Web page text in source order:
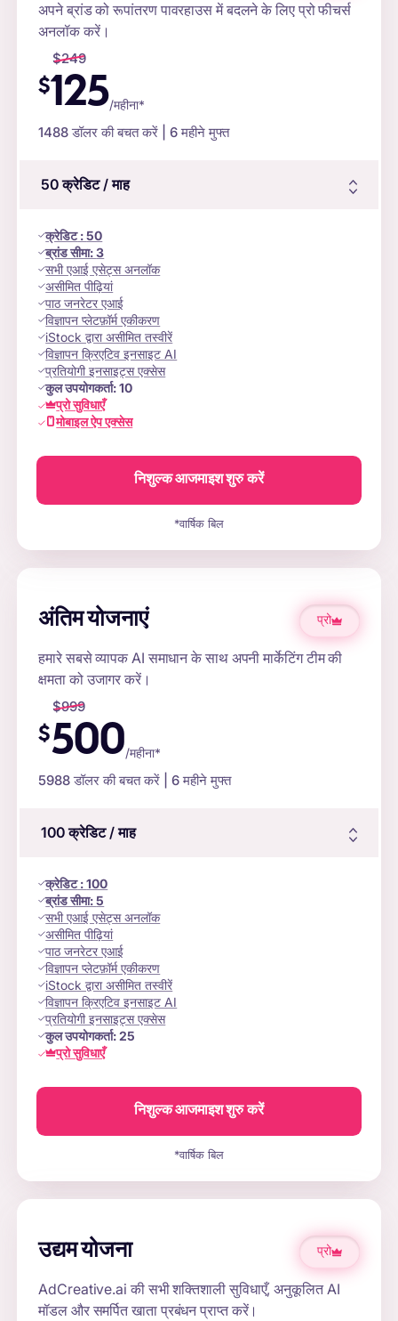
अपने ब्रांड को रूपांतरण पावरहाउस में बदलने के लिए प्रो फीचर्स
अनलॉक करें।
$249
$125/महीना*
1488डॉलर की बचत करें | 6 महीने मुफ्त
50क्रेडिट/ माह
क्रेडिट:50
ब्रांड सीमा:3
सभी एआई एसेट्स अनलॉक
असीमित पीढ़ियां
पाठ जनरेटर एआई
विज्ञापन प्लेटफ़ॉर्म एकीकरण
iStock द्वारा असीमित तस्वीरें
विज्ञापन क्रिएटिव इनसाइट AI
प्रतियोगी इनसाइट्स एक्सेस
कुल उपयोगकर्ता:10
प्रो सुविधाएँ
मोबाइल ऐप एक्सेस
निशुल्क आजमाइश शुरु करें
*वार्षिक बिल
अंतिम योजनाएं प्रो
हमारे सबसे व्यापक AI समाधान के साथ अपनी मार्केटिंग टीम की
क्षमता को उजागर करें।
$999
$500/महीना*
5988डॉलर की बचत करें | 6 महीने मुफ्त
100क्रेडिट/ माह
क्रेडिट:100
ब्रांड सीमा:5
सभी एआई एसेट्स अनलॉक
असीमित पीढ़ियां
पाठ जनरेटर एआई
विज्ञापन प्लेटफ़ॉर्म एकीकरण
iStock द्वारा असीमित तस्वीरें
विज्ञापन क्रिएटिव इनसाइट AI
प्रतियोगी इनसाइट्स एक्सेस
कुल उपयोगकर्ता:25
प्रो सुविधाएँ
निशुल्क आजमाइश शुरु करें
*वार्षिक बिल
उद्यम योजना प्रो
AdCreative.ai की सभी शक्तिशाली सुविधाएँ, अनुकूलित AI
मॉडल और समर्पित खाता प्रबंधन प्राप्त करें।